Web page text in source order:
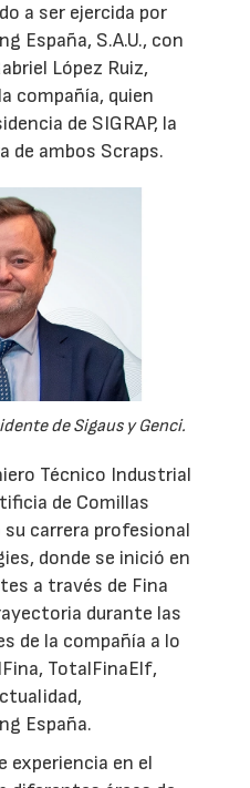
a ser ejercida por
España, S.A.U., con
López Ruiz,
compañía, quien
de SIGRAP, la
de ambos Scraps.
de Sigaus y Genci.
Técnico Industrial
de Comillas
su carrera profesional
donde se inició en
a través de Fina
durante las
de la compañía a lo
TotalFinaElf,
España.
experiencia en el